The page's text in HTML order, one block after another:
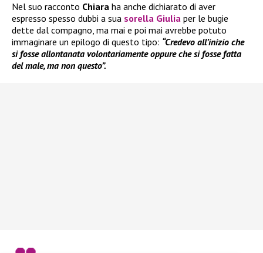
Nel suo racconto Chiara ha anche dichiarato di aver
espresso spesso dubbi a sua sorella Giulia per le bugie
dette dal compagno, ma mai e poi mai avrebbe potuto
immaginare un epilogo di questo tipo: “Credevo all’inizio che
si fosse allontanata volontariamente oppure che si fosse fatta
del male, ma non questo”.